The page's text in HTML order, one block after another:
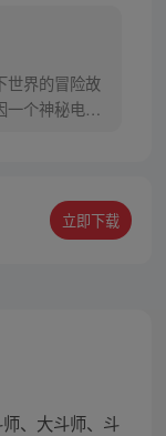
世界的冒险故
一个神秘电话
群
立即下载
、大斗师、斗